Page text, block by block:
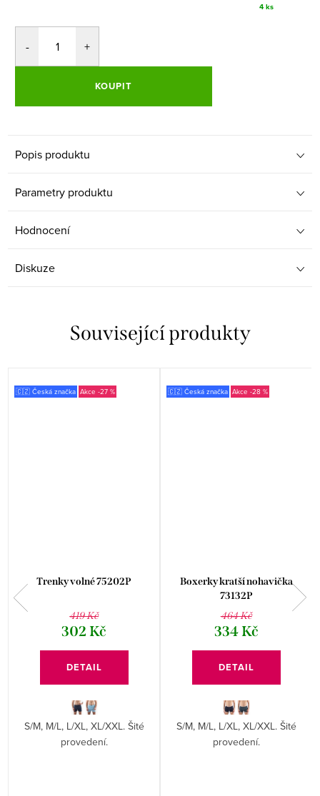
4 ks
KOUPIT
Popis produktu
Parametry produktu
Hodnocení
Diskuze
Související produkty
🇨🇿 Česká značka -27 %
Trenky volné 75202P
419 Kč
302 Kč
DETAIL
S/M, M/L, L/XL, XL/XXL. Šité
provedení.
🇨🇿 Česká značka -28 %
Boxerky kratší nohavička
73132P
464 Kč
334 Kč
DETAIL
S/M, M/L, L/XL, XL/XXL. Šité
provedení.